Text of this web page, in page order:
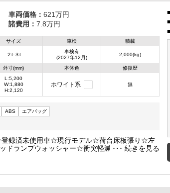
車両価格： 621万円
諸費用： 7.8万円
サイズ
２t-３t
車検
車検有
(2027年12月)
積載
2,000(kg)
外寸(mm)
L:5,200
W:1,880
H:2,120
本体色
ホワイト系
修復歴
無
ABS エアバッグ
録済未使用車☆現行モデル☆荷台床板張り☆左
ドランプウォッシャー☆衝突軽減ブレーキ☆車